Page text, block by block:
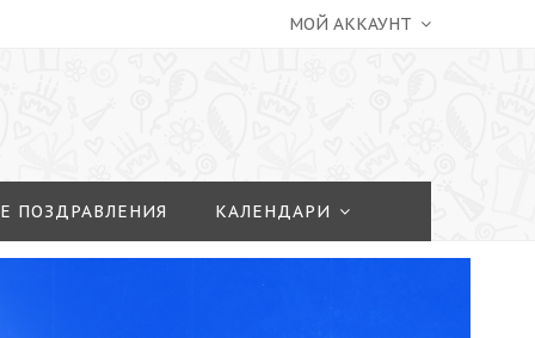
МОЙ АККАУНТ
ПОЗДРАВЛЕНИЯ КАЛЕНДАРИ